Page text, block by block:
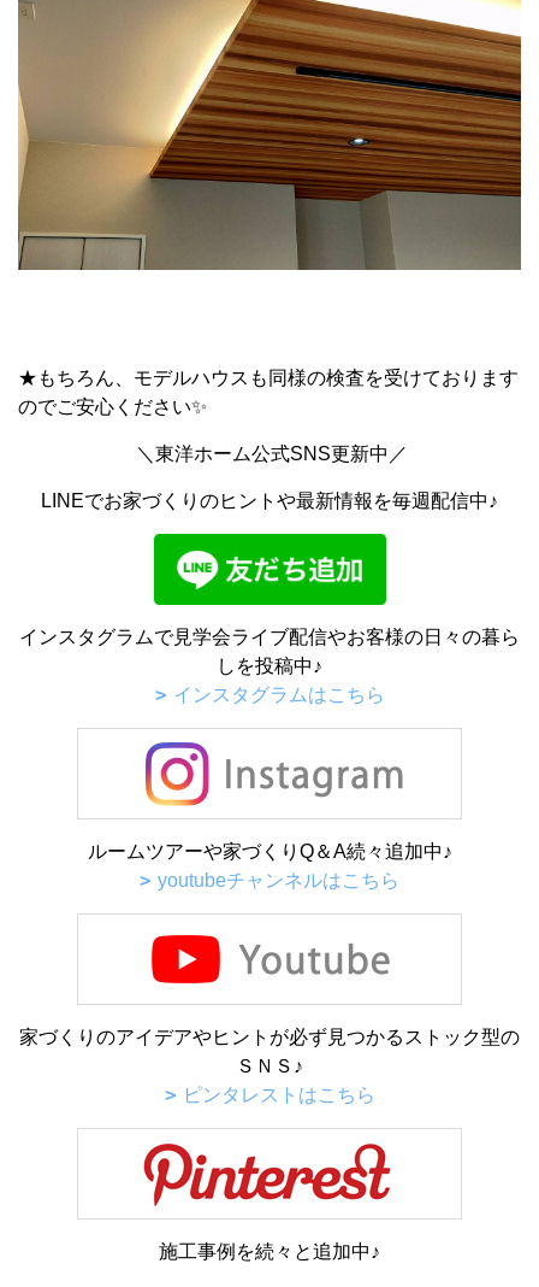
★もちろん、モデルハウスも同様の検査を受けております
のでご安心ください✨
＼東洋ホーム公式SNS更新中／
LINEでお家づくりのヒントや最新情報を毎週配信中♪
インスタグラムで見学会ライブ配信やお客様の日々の暮ら
しを投稿中♪
インスタグラムはこちら
ルームツアーや家づくりQ＆A続々追加中♪
youtubeチャンネルはこちら
家づくりのアイデアやヒントが必ず見つかるストック型の
ＳＮＳ♪
ピンタレストはこちら
施工事例を続々と追加中♪